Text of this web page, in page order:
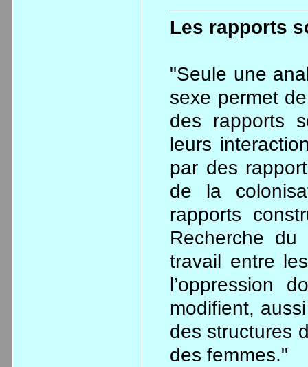
Les rapports
"Seule une
sexe permet
des rapports
leurs
par des
de la
rapports
Recherche
travail entre
l’oppression
modifient,
des structures
des femmes."